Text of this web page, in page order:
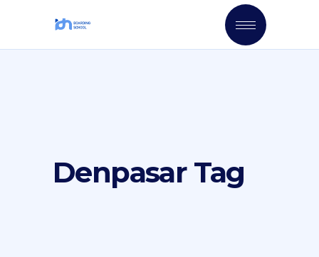
Denpasar Tag